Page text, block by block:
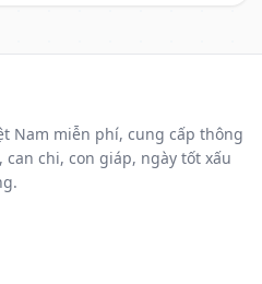
Nam miễn phí, cung cấp thông
chi, con giáp, ngày tốt xấu